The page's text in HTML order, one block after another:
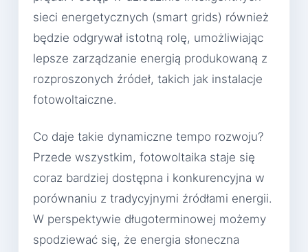
sieci energetycznych (smart grids) również
będzie odgrywał istotną rolę, umożliwiając
lepsze zarządzanie energią produkowaną z
rozproszonych źródeł, takich jak instalacje
fotowoltaiczne.
Co daje takie dynamiczne tempo rozwoju?
Przede wszystkim, fotowoltaika staje się
coraz bardziej dostępna i konkurencyjna w
porównaniu z tradycyjnymi źródłami energii.
W perspektywie długoterminowej możemy
spodziewać się, że energia słoneczna